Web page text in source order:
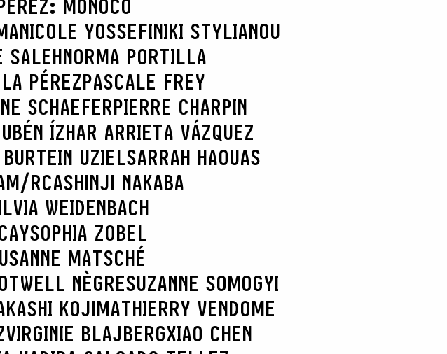
MONOCO
NICOLE YOSSEFINIKI STYLIANOU
SALEHNORMA PORTILLA
PÉREZPASCALE FREY
SCHAEFERPIERRE CHARPIN
ÍZHAR ARRIETA VÁZQUEZ
UZIELSARRAH HAOUAS
RCASHINJI NAKABA
WEIDENBACH
SOPHIA ZOBEL
MATSCHÉ
NÈGRESUZANNE SOMOGYI
KOJIMATHIERRY VENDOME
VIRGINIE BLAJBERGXIAO CHEN